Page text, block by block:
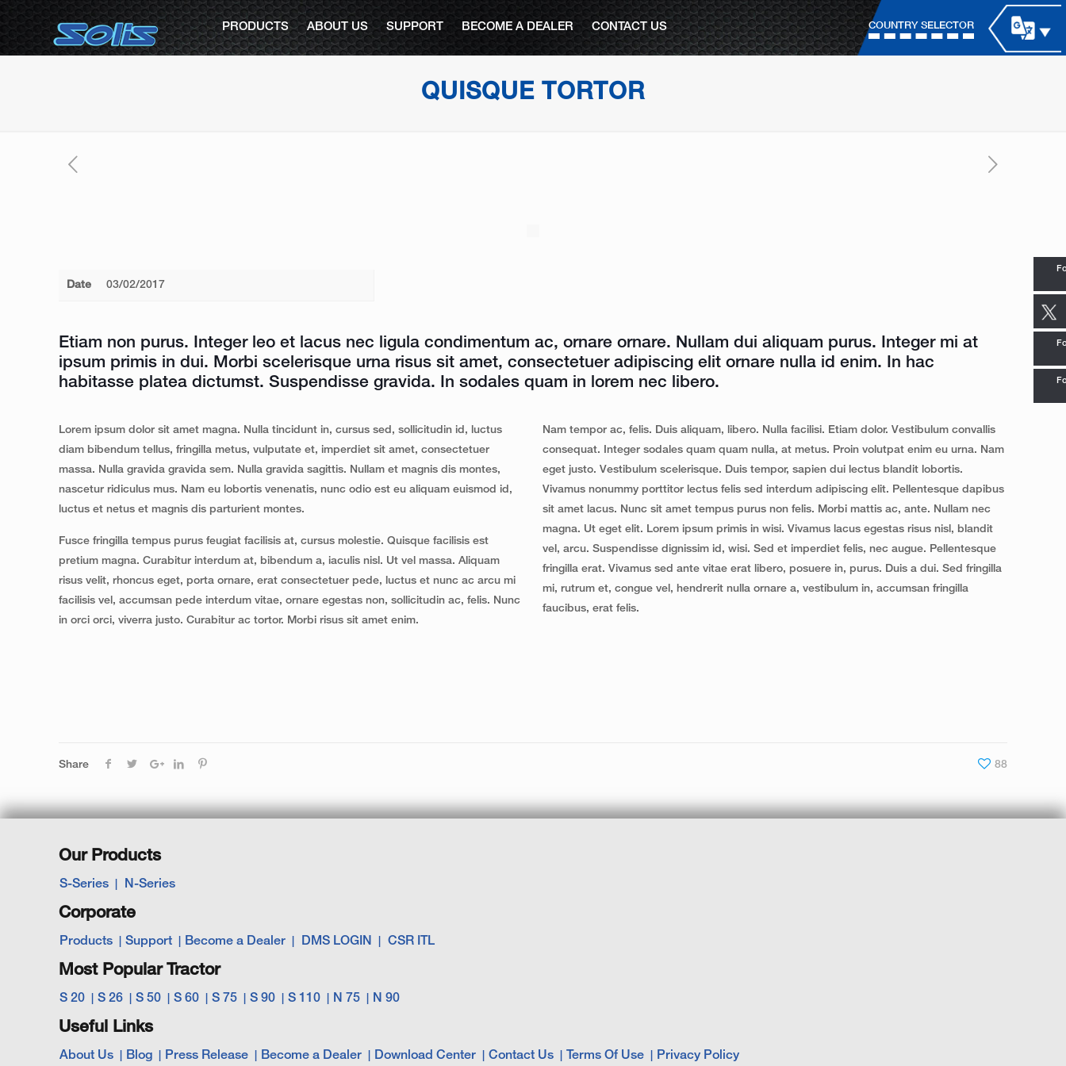
PRODUCTS ABOUT US SUPPORT BECOME A DEALER CONTACT US COUNTRY SELECTOR
QUISQUE TORTOR
Date 03/02/2017
Etiam non purus. Integer leo et lacus nec ligula condimentum ac, ornare ornare. Nullam dui aliquam purus. Integer mi at
ipsum primis in dui. Morbi scelerisque urna risus sit amet, consectetuer adipiscing elit ornare nulla id enim. In hac
habitasse platea dictumst. Suspendisse gravida. In sodales quam in lorem nec libero.
Lorem ipsum dolor sit amet magna. Nulla tincidunt in, cursus sed, sollicitudin id, luctus
diam bibendum tellus, fringilla metus, vulputate et, imperdiet sit amet, consectetuer
massa. Nulla gravida gravida sem. Nulla gravida sagittis. Nullam et magnis dis montes,
nascetur ridiculus mus. Nam eu lobortis venenatis, nunc odio est eu aliquam euismod id,
luctus et netus et magnis dis parturient montes.
Fusce fringilla tempus purus feugiat facilisis at, cursus molestie. Quisque facilisis est
pretium magna. Curabitur interdum at, bibendum a, iaculis nisl. Ut vel massa. Aliquam
risus velit, rhoncus eget, porta ornare, erat consectetuer pede, luctus et nunc ac arcu mi
facilisis vel, accumsan pede interdum vitae, ornare egestas non, sollicitudin ac, felis. Nunc
in orci orci, viverra justo. Curabitur ac tortor. Morbi risus sit amet enim.
Nam tempor ac, felis. Duis aliquam, libero. Nulla facilisi. Etiam dolor. Vestibulum convallis
consequat. Integer sodales quam quam nulla, at metus. Proin volutpat enim eu urna. Nam
eget justo. Vestibulum scelerisque. Duis tempor, sapien dui lectus blandit lobortis.
Vivamus nonummy porttitor lectus felis sed interdum adipiscing elit. Pellentesque dapibus
sit amet lacus. Nunc sit amet tempus purus non felis. Morbi mattis ac, ante. Nullam nec
magna. Ut eget elit. Lorem ipsum primis in wisi. Vivamus lacus egestas risus nisl, blandit
vel, arcu. Suspendisse dignissim id, wisi. Sed et imperdiet felis, nec augue. Pellentesque
fringilla erat. Vivamus sed ante vitae erat libero, posuere in, purus. Duis a dui. Sed fringilla
mi, rutrum et, congue vel, hendrerit nulla ornare a, vestibulum in, accumsan fringilla
faucibus, erat felis.
Share 88
Our Products
S-Series N-Series
Corporate
Products Support Become a Dealer DMS LOGIN CSR ITL
Most Popular Tractor
S 20 S 26 S 50 S 60 S 75 S 90 S 110 N 75 N 90
Useful Links
About Us Blog Press Release Become a Dealer Download Center Contact Us Terms Of Use Privacy Policy